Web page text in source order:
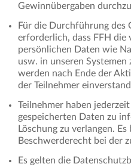
Gewinnübergaben
Für die Durchführung des
erforderlich, dass FFH die
persönlichen Daten wie
usw. in unseren Systemen
werden nach Ende der
der Teilnehmer
Teilnehmer haben
gespeicherten Daten zu
Löschung zu verlangen.
Beschwerderecht bei der
Es gelten die